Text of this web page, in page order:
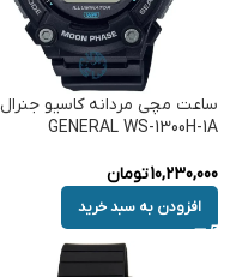
ساعت مچی مردانه کاسیو جنرال
GENERAL WS-1300H-1A
10,230,000تومان
افزودن به سبد خرید